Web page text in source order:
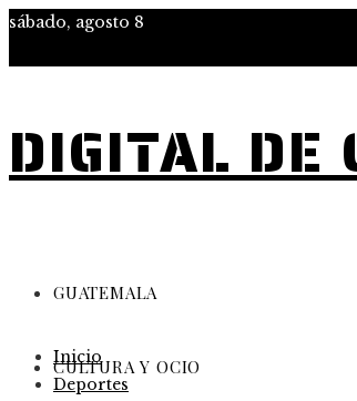
sábado, agosto 8
DIGITAL DE
GUATEMALA
CULTURA Y OCIO
Inicio
Deportes